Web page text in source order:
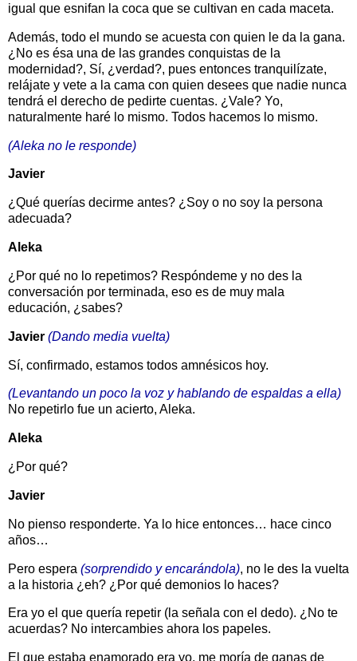
igual que esnifan la coca que se cultivan en cada maceta.
Además, todo el mundo se acuesta con quien le da la gana.
¿No es ésa una de las grandes conquistas de la
modernidad?, Sí, ¿verdad?, pues entonces tranquilízate,
relájate y vete a la cama con quien desees que nadie nunca
tendrá el derecho de pedirte cuentas. ¿Vale? Yo,
naturalmente haré lo mismo. Todos hacemos lo mismo.
(Aleka no le responde)
Javier
¿Qué querías decirme antes? ¿Soy o no soy la persona
adecuada?
Aleka
¿Por qué no lo repetimos? Respóndeme y no des la
conversación por terminada, eso es de muy mala
educación, ¿sabes?
Javier (Dando media vuelta)
Sí, confirmado, estamos todos amnésicos hoy.
(Levantando un poco la voz y hablando de espaldas a ella)
No repetirlo fue un acierto, Aleka.
Aleka
¿Por qué?
Javier
No pienso responderte. Ya lo hice entonces… hace cinco
años…
Pero espera (sorprendido y encarándola), no le des la vuelta
a la historia ¿eh? ¿Por qué demonios lo haces?
Era yo el que quería repetir (la señala con el dedo). ¿No te
acuerdas? No intercambies ahora los papeles.
El que estaba enamorado era yo, me moría de ganas de